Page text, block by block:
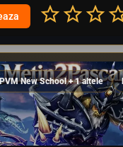
PVM New School + 1 altele